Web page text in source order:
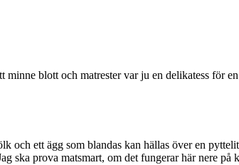
blott och matrester var ju en delikatess för
och ett ägg som blandas kan hällas över en
ska prova matsmart, om det fungerar här nere på